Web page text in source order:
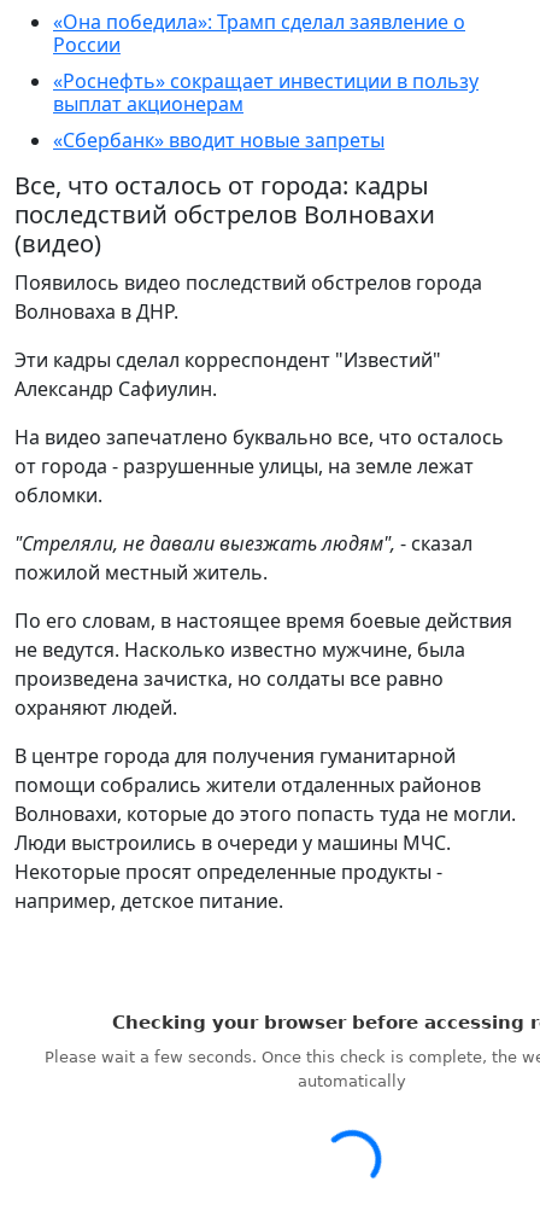
«Она победила»: Трамп сделал заявление о
России
«Роснефть» сокращает инвестиции в пользу
выплат акционерам
«Сбербанк» вводит новые запреты
Все, что осталось от города: кадры
последствий обстрелов Волновахи
(видео)
Появилось видео последствий обстрелов города
Волноваха в ДНР.
Эти кадры сделал корреспондент "Известий"
Александр Сафиулин.
На видео запечатлено буквально все, что осталось
от города - разрушенные улицы, на земле лежат
обломки.
"Стреляли, не давали выезжать людям", - сказал
пожилой местный житель.
По его словам, в настоящее время боевые действия
не ведутся. Насколько известно мужчине, была
произведена зачистка, но солдаты все равно
охраняют людей.
В центре города для получения гуманитарной
помощи собрались жители отдаленных районов
Волновахи, которые до этого попасть туда не могли.
Люди выстроились в очереди у машины МЧС.
Некоторые просят определенные продукты -
например, детское питание.